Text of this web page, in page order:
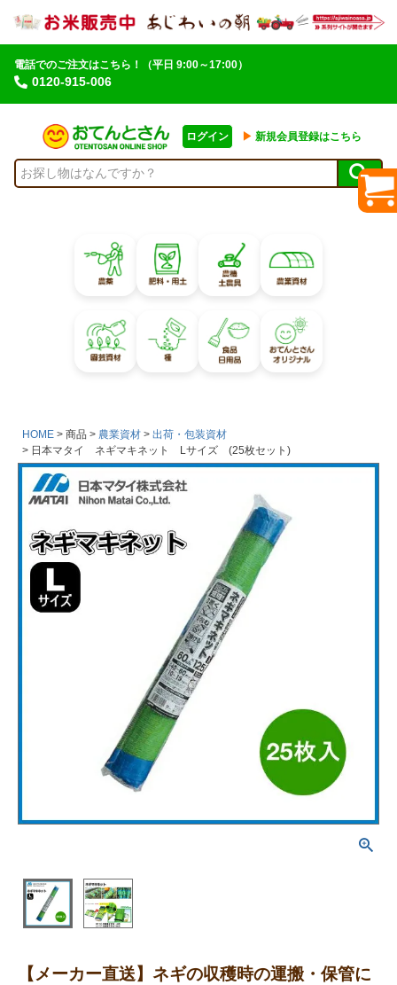
電話でのご注文はこちら！
0120-915-006
（平日 9:00～17:00）
ログイン ▶︎ 新規会員登録はこちら
HOME 商品 農業資材
出荷・包装資材
日本マタイ ネギマキネット Lサイズ (25枚セット)
【メーカー直送】ネギの収穫時の運搬・保管に